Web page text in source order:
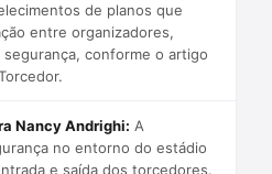
de planos que
entre organizadores,
conforme o artigo
Nancy Andrighi: A
no entorno do estádio
e saída dos torcedores.